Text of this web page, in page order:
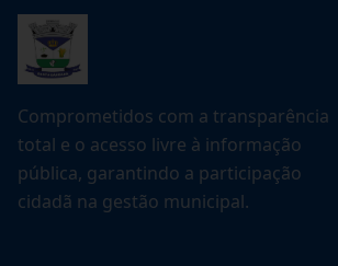
Comprometidos com a transparência
total e o acesso livre à informação
pública, garantindo a participação
cidadã na gestão municipal.